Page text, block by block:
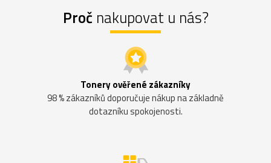
Proč nakupovat u nás?
Tonery ověřené zákazníky
98 % zákazníků doporučuje nákup na základně
dotazníku spokojenosti.